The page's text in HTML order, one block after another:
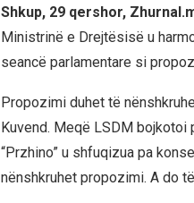
Shkup, 29 qershor,
Ministrinë e Drejtësisë u
seancë parlamentare si
Propozimi duhet të
Kuvend. Meqë LSDM
“Przhino” u shfuqizua pa
nënshkruhet propozimi. A do